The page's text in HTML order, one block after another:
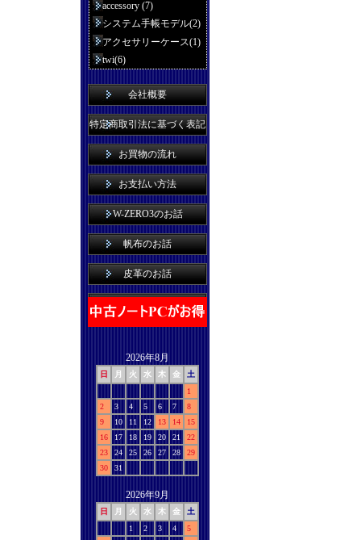
accessory (7)
システム手帳モデル(2)
アクセサリーケース(1)
twi(6)
会社概要
特定商取引法に基づく表記
お買物の流れ
お支払い方法
W-ZERO3のお話
帆布のお話
皮革のお話
2026年8月
日 月 火 水 木 金
土
1
2
3 4 5 6 7
8
9
10 11 12 13 14
15
16
17 18 19 20 21
22
23
24 25 26 27 28
29
30
31
2026年9月
日 月 火 水 木 金
土
1
2 3 4
5